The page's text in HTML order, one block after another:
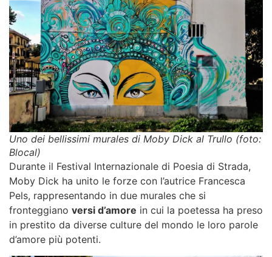
Uno dei bellissimi murales di Moby Dick al Trullo (foto:
Blocal)
Durante il Festival Internazionale di Poesia di Strada,
Moby Dick ha unito le forze con l’autrice Francesca
Pels, rappresentando in due murales che si
fronteggiano versi d’amore in cui la poetessa ha preso
in prestito da diverse culture del mondo le loro parole
d’amore più potenti.